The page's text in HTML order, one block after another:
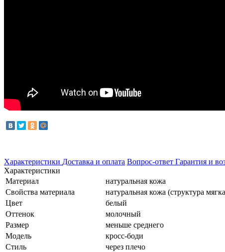
Характеристики Доставка и оплата Вопрос-ответ Гарантия и
Характеристики
Материал
натуральная кожа
Свойства материала
натуральная кожа (структура
Цвет
белый
Оттенок
молочный
Размер
меньше среднего
Модель
кросс-боди
Стиль
через плечо